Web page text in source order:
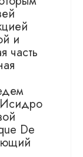
и
часть
De